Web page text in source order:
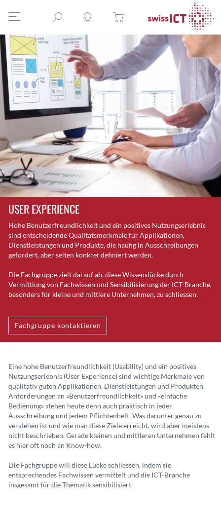
USER EXPERIENCE
Hohe Benutzerfreundlichkeit und ein positives Nutzungserlebnis
sind entscheidende Qualitätsmerkmale für Applikationen,
Dienstleistungen und Produkte, die häufig in Ausschreibungen
gefordert, aber selten konkret definiert werden.
Die Fachgruppe zielt darauf ab, diese Wissenslücke durch
Vermittlung von Fachwissen und Sensibilisierung der ICT-Branche,
besonders für kleine und mittlere Unternehmen, zu schliessen.
Fachgruppe kontaktieren
Eine hohe Benutzerfreundlichkeit (Usability) und ein positives
Nutzungserlebnis (User Experience) sind wichtige Merkmale von
qualitativ guten Applikationen, Dienstleistungen und Produkten.
Anforderungen an «Benutzerfreundlichkeit» und «einfache
Bedienung» stehen heute denn auch praktisch in jeder
Ausschreibung und jedem Pflichtenheft. Was darunter genau zu
verstehen ist und wie man diese Ziele erreicht, wird aber meistens
nicht beschrieben. Gerade kleinen und mittleren Unternehmen fehlt
es hier oft noch an Know-how.
Die Fachgruppe will diese Lücke schliessen, indem sie
entsprechendes Fachwissen vermittelt und die ICT-Branche
insgesamt für die Thematik sensibilisiert.